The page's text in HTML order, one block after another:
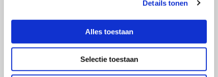
Details tonen
Alles toestaan
Selectie toestaan
RCA
Overige Vasculitiden
Informatie